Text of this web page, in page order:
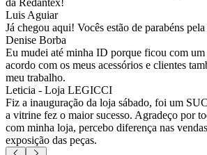
da Redantex!
Luis Aguiar
Já chegou aqui! Vocês estão de parabéns
Denise Borba
Eu mudei até minha ID porque ficou com
acordo com os meus acessórios e clientes
meu trabalho.
Leticia - Loja LEGICCI
Fiz a inauguração da loja sábado, foi um
a vitrine fez o maior sucesso. Agradeço por
com minha loja, percebo diferença nas
exposição das peças.